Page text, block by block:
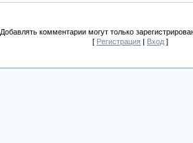
Добавлять комментарии могут только
[ Регистрация | Вход ]